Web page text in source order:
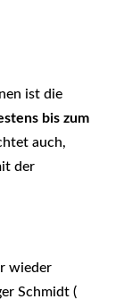
ist die
bis zum
auch,
der
wieder
Schmidt (